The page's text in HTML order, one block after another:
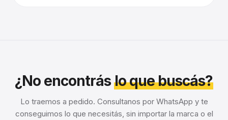
¿No encontráslo que buscás?
Lo traemos a pedido. Consultanos por WhatsApp y te
conseguimos lo que necesitás, sin importar la marca o el